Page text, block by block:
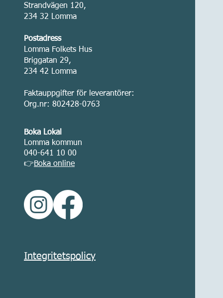
Strandvägen 120,
234 32 Lomma
Postadress
Lomma Folkets Hus
Briggatan 29,
234 42 Lomma
Faktauppgifter för leverantörer:
Org.nr: 802428-0763
Boka Lokal
Lomma kommun
040-641 10 00
👉Boka online
Integritetspolicy